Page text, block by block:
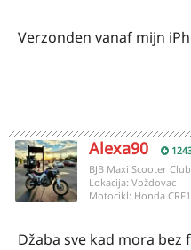
Verzonden vanaf mijn
Alexa90
BJB Maxi Scooter
Lokacija: Voždovac
Motocikl: Honda
Džaba sve kad mora